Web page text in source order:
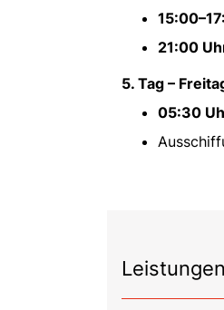
21:00
5. Tag –
05:30
Leistungen